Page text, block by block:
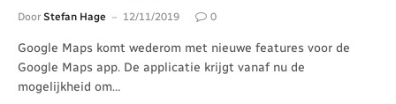
Door Stefan Hage 12/11/2019 0
Google Maps komt wederom met nieuwe features voor de
Google Maps app. De applicatie krijgt vanaf nu de
mogelijkheid om…